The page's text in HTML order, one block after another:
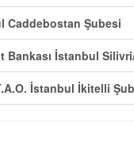
Caddebostan Şubesi
Bankası İstanbul
İstanbul İkitelli